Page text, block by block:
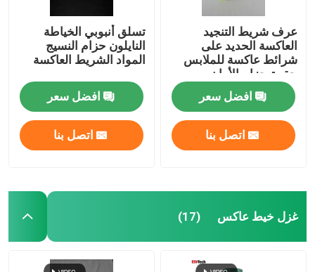
عرف شريط التنجيد
العاكسة الحديد على
شرائط عاكسة للملابس
حقيبة حزام الأمان
افضل سعر
اتصل بنا
تسلق أنبوبي الخياطة
النايلون حزام النسيج
المواد الشريط العاكسة
افضل سعر
اتصل بنا
غزل خيط عاكس (17)